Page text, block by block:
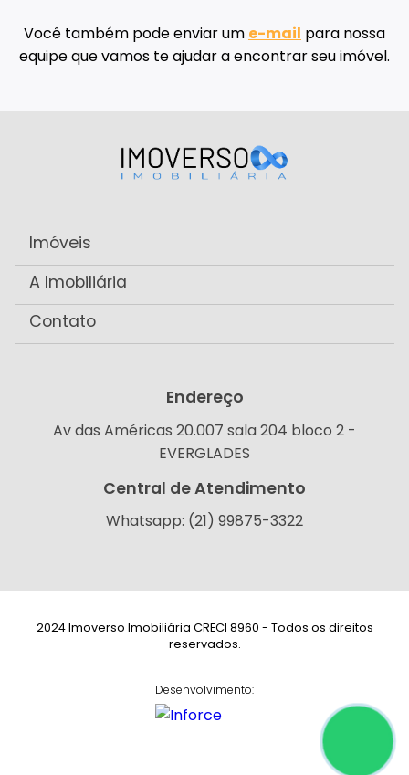
Você também pode enviar um e-mail para nossa
equipe que vamos te ajudar a encontrar seu imóvel.
Imóveis
A Imobiliária
Contato
Endereço
Av das Américas 20.007 sala 204 bloco 2 -
EVERGLADES
Central de Atendimento
Whatsapp: (21) 99875-3322
2024 Imoverso Imobiliária CRECI 8960 - Todos os direitos
reservados.
Desenvolvimento: